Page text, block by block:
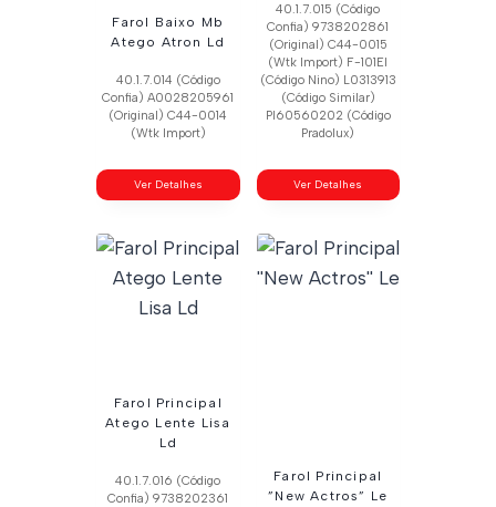
Farol Baixo Mb
Atego Atron Ld
40.1.7.014 (Código
Confia) A0028205961
(Original) C44-0014
(Wtk Import)
Ver Detalhes
40.1.7.015 (Código
Confia) 9738202861
(Original) C44-0015
(Wtk Import) F-101El
(Código Nino) L0313913
(Código Similar)
Pl60560202 (Código
Pradolux)
Ver Detalhes
Farol Principal
Atego Lente Lisa
Ld
40.1.7.016 (Código
Confia) 9738202361
Farol Principal
”New Actros” Le